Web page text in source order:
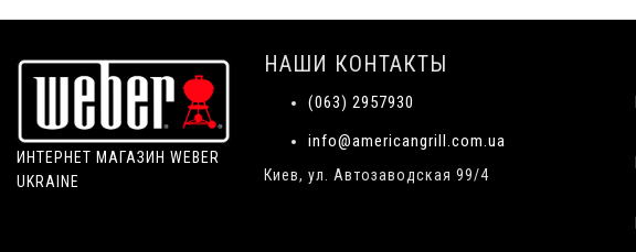
ИНТЕРНЕТ МАГАЗИН WEBER
UKRAINE
НАШИ КОНТАКТЫ
(063) 2957930
info@americangrill.com.ua
Киев, ул. Автозаводская 99/4